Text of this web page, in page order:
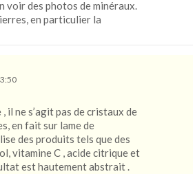
voir des photos de minéraux.
en particulier la
il ne s’agit pas de cristaux de
en fait sur lame de
des produits tels que des
vitamine C , acide citrique et
est hautement abstrait .